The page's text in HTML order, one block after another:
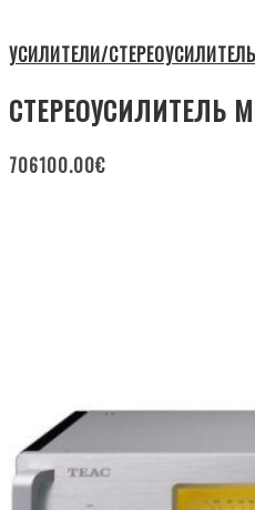
УСИЛИТЕЛИ/
СТЕРЕОУСИЛИТЕЛЬ
706100.00€